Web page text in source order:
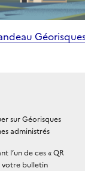
sur Géorisques
administrés
l’un de ces « QR
votre bulletin